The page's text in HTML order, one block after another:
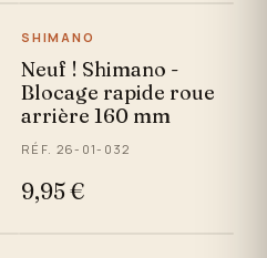
SHIMANO
Neuf ! Shimano -
Blocage rapide roue
arrière 160 mm
RÉF. 26-01-032
9,95 €